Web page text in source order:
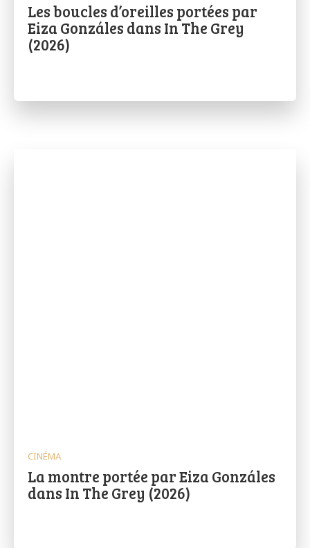
Les boucles d’oreilles portées par
Eiza Gonzáles dans In The Grey
(2026)
CINÉMA
La montre portée par Eiza Gonzáles
dans In The Grey (2026)